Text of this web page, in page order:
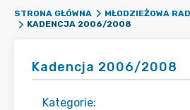
STRONA GŁÓWNA
MŁODZIEŻOWA
KADENCJA 2006/2008
Kadencja 2006/2008
Kategorie: